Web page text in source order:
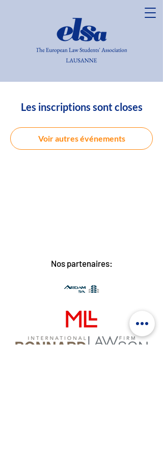
Les inscriptions sont closes
Voir autres événements
Nos partenaires: